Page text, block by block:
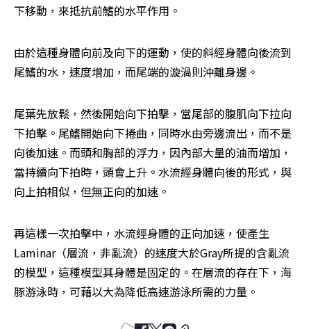
下移動，來抵抗前鰭的水平作用。
由於這種身體向前及向下的運動，使的斜經身體向後流到
尾鰭的水，速度增加，而尾端的漩渦則沖離身邊。
尾葉先放鬆，然後開始向下拍擊，當尾部的腹肌向下拉向
下拍擊。尾鰭開始向下捲曲，同時水由旁邊流出，而不是
向後加速。而頭和胸部的浮力，因內部大量的油而增加，
當持續向下拍時，頭會上升。水流經身體向後的形式，與
向上拍相似，但無正向的加速。
再這樣一次拍擊中，水流經身體的正向加速，使產生
Laminar（層流，非亂流）的速度大於Gray所提的含亂流
的模型，這種模型其身體是固定的。在層流的存在下，海
豚游泳時，可藉以大為降低高速游泳所需的力量。